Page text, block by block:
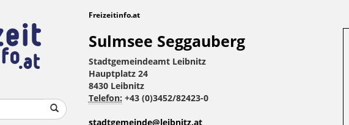
Freizeitinfo.at
Sulmsee Seggauberg
Stadtgemeindeamt Leibnitz
Hauptplatz 24
8430 Leibnitz
Telefon: +43 (0)3452/82423-0
stadtgemeinde@leibnitz.at